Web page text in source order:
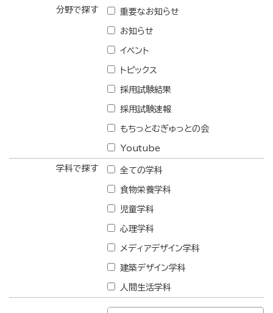
分野で探す 重要なお知らせ
お知らせ
イベント
トピックス
採用試験結果
採用試験速報
もちっとむぎゅっとの会
Youtube
学科で探す 全ての学科
食物栄養学科
児童学科
心理学科
メディアデザイン学科
建築デザイン学科
人間生活学科